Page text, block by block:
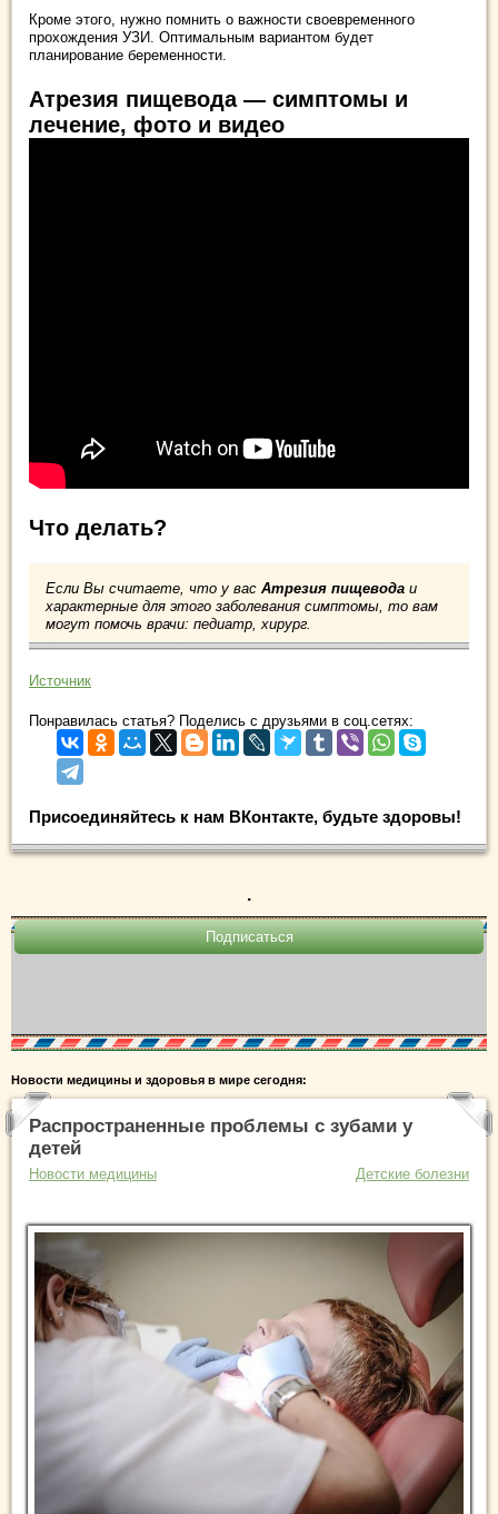
Кроме этого, нужно помнить о важности своевременного
прохождения УЗИ. Оптимальным вариантом будет
планирование беременности.
Атрезия пищевода — симптомы и
лечение, фото и видео
Что делать?
Если Вы считаете, что у вас Атрезия пищевода и
характерные для этого заболевания симптомы, то вам
могут помочь врачи: педиатр, хирург.
Источник
Понравилась статья? Поделись с друзьями в соц.сетях:
Присоединяйтесь к нам ВКонтакте, будьте здоровы!
.
Новости медицины и здоровья в мире сегодня:
Распространенные проблемы с зубами у
детей
Новости медицины Детские болезни